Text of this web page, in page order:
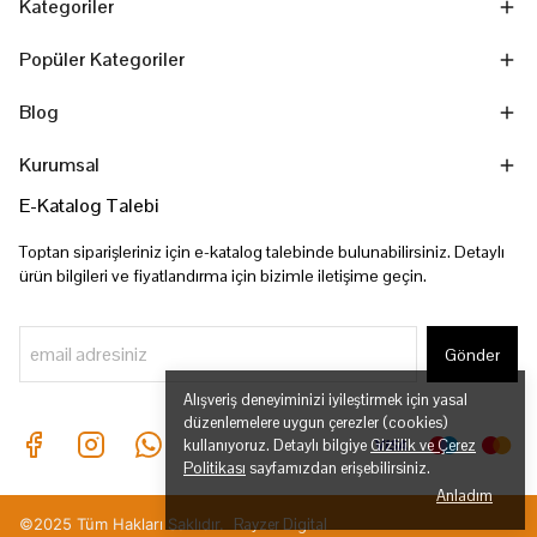
Alışveriş deneyiminizi iyileştirmek için yasal
düzenlemelere uygun çerezler (cookies)
kullanıyoruz. Detaylı bilgiye Gizlilik ve Çerez
Politikası sayfamızdan erişebilirsiniz.
Anladım
Kategoriler
Popüler Kategoriler
Blog
Kurumsal
E-Katalog Talebi
Toptan siparişleriniz için e-katalog talebinde bulunabilirsiniz. Detaylı
ürün bilgileri ve fiyatlandırma için bizimle iletişime geçin.
Gönder
©2025 Tüm Hakları Saklıdır. Rayzer Digital